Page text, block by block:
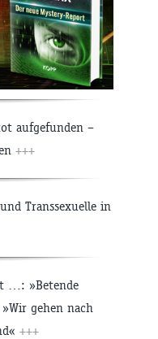
aufgefunden –
+++
Transsexuelle in
…: »Betende
gehen nach
+++